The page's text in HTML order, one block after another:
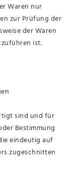
Waren nur
zur Prüfung der
der Waren
ist.
sind und für
Bestimmung
eindeutig auf
zugeschnitten